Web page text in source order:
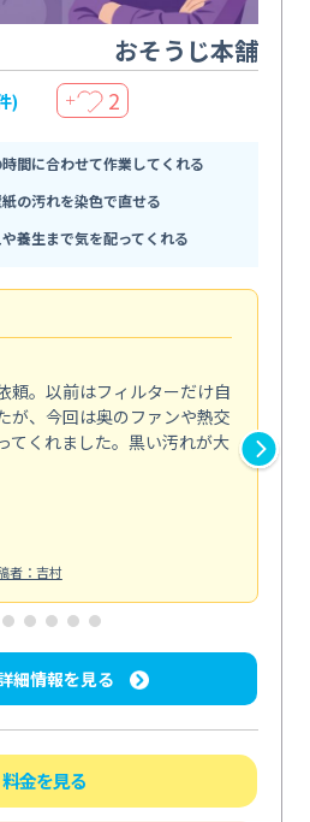
おそうじ本舗
) ＋ 2
間に合わせて作業してくれる
の汚れを染色で直せる
養生まで気を配ってくれる
頼。以前はフィルターだけ自
が、今回は奥のファンや熱交
てくれました。黒い汚れが大
者：吉村
細情報を見る
料金を見る